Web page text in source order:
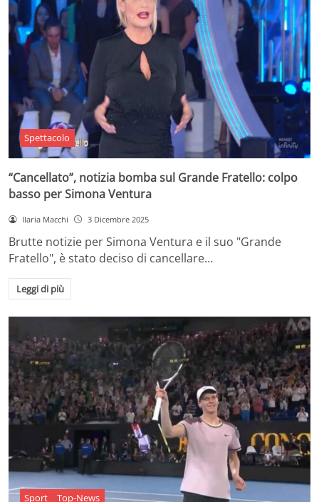
Spettacolo
“Cancellato”, notizia bomba sul Grande Fratello: colpo
basso per Simona Ventura
Ilaria Macchi 3 Dicembre 2025
Brutte notizie per Simona Ventura e il suo "Grande
Fratello", è stato deciso di cancellare…
Leggi di più
Sport Top-News